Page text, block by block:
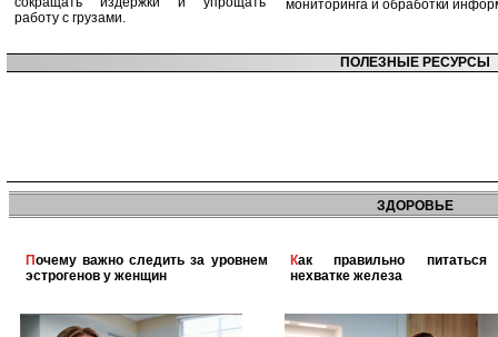
работу с грузами.
мониторинга и обработки
ПОЛЕЗНЫЕ РЕСУРСЫ
ЗДОРОВЬЕ
Почему важно следить за уровнем
эстрогенов у женщин
Как правильно питаться при
нехватке железа